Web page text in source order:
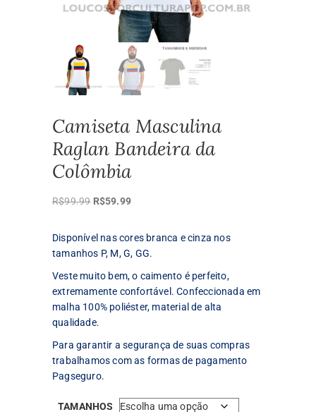
Camiseta Masculina
Raglan Bandeira da
Colômbia
R$99.99 O
original
R$59.99O
atual
Disponível nas cores branca e cinza nos
tamanhos P, M, G, GG.
Veste muito bem, o caimento é perfeito,
extremamente confortável. Confeccionada em
malha 100% poliéster, material de alta
qualidade.
Para garantir a segurança de suas compras
trabalhamos com as formas de pagamento
Pagseguro.
TAMANHOS